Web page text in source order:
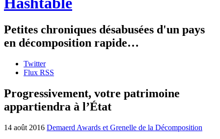
Petites chroniques désabusées d'un pays
en décomposition rapide…
Twitter
Flux RSS
Progressivement, votre patrimoine
appartiendra à l’État
14 août 2016 Demaerd Awards et Grenelle de la Décomposition